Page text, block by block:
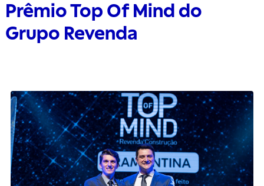
Prêmio Top Of Mind do
Grupo Revenda